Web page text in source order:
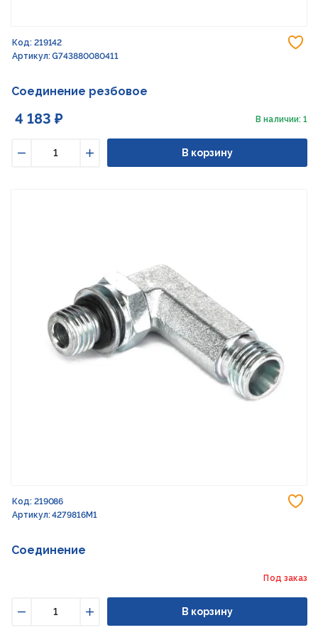
Код: 219142
Артикул: G743880080411
Соединение резбовое
4 183 ₽ В наличии: 1
Увеличить
В корзину
Код: 219086
Артикул: 4279816M1
Соединение
Под заказ
Увеличить
В корзину